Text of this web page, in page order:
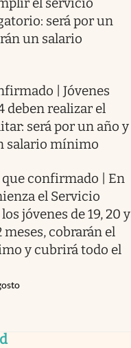
será por un
un salario
| Jóvenes
deben realizar el
será por un año y
salario mínimo
que confirmado | En
el Servicio
jóvenes de 19, 20 y
meses, cobrarán el
y cubrirá todo el